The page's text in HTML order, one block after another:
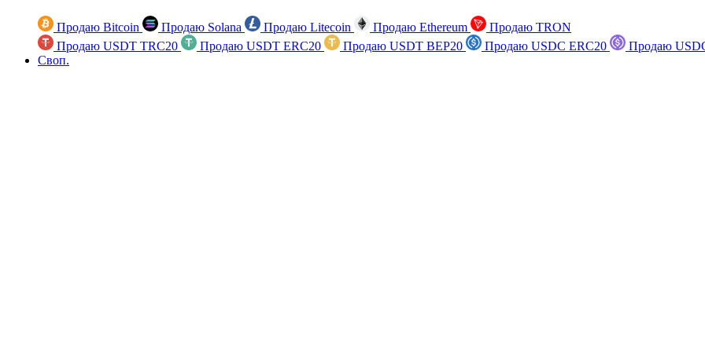
Продаю Bitcoin Продаю Solana Продаю Litecoin Продаю Ethereum
Продаю TRON
Продаю USDT TRC20
Продаю USDT ERC20 Продаю USDT BEP20 Продаю USDC ERC20
Продаю
Своп.